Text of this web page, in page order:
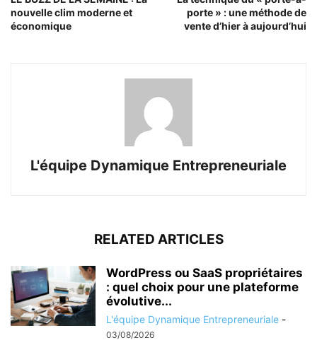
nouvelle clim moderne et
économique
porte » : une méthode de
vente d’hier à aujourd’hui
L'équipe Dynamique Entrepreneuriale
RELATED ARTICLES
WordPress ou SaaS propriétaires
: quel choix pour une plateforme
évolutive...
L'équipe Dynamique Entrepreneuriale -
03/08/2026